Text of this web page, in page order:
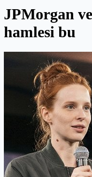
JPMorgan
hamlesi bu